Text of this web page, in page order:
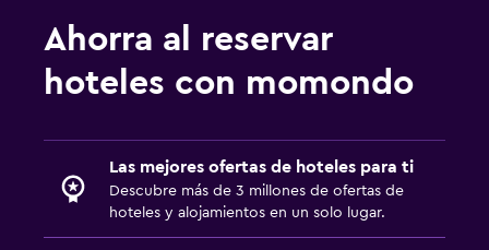
Ahorra al reservar
hoteles con momondo
Las mejores ofertas de hoteles para ti
Descubre más de 3 millones de ofertas de
hoteles y alojamientos en un solo lugar.